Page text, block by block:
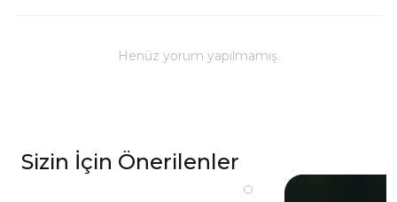
yıkanması önerilmektedir.
Henüz yorum yapılmamış.
Sizin İçin Önerilenler